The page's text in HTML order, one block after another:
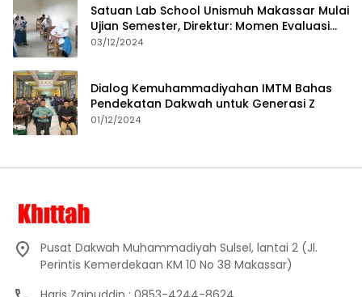
Satuan Lab School Unismuh Makassar Mulai
Ujian Semester, Direktur: Momen Evaluasi
Proses Pembelajaran
03/12/2024
Dialog Kemuhammadiyahan IMTM Bahas
Pendekatan Dakwah untuk Generasi Z
01/12/2024
Pusat Dakwah Muhammadiyah Sulsel, lantai 2 (Jl.
Perintis Kemerdekaan KM 10 No 38 Makassar)